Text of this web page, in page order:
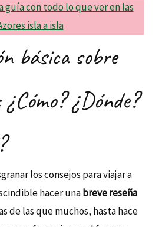
guía con todo lo que ver en las
isla a isla
básica sobre
¿Dónde?
los consejos para viajar a
hacer una breve reseña
de las que muchos, hasta hace